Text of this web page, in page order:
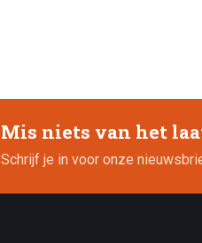
Mis niets van het
Schrijf je in voor onze